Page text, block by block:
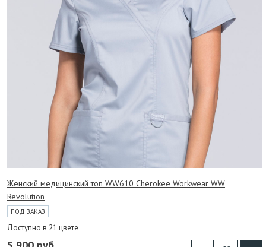
Женский медицинский топ WW610 Cherokee Workwear WW
Revolution
ПОД ЗАКАЗ
Доступно в 21 цвете